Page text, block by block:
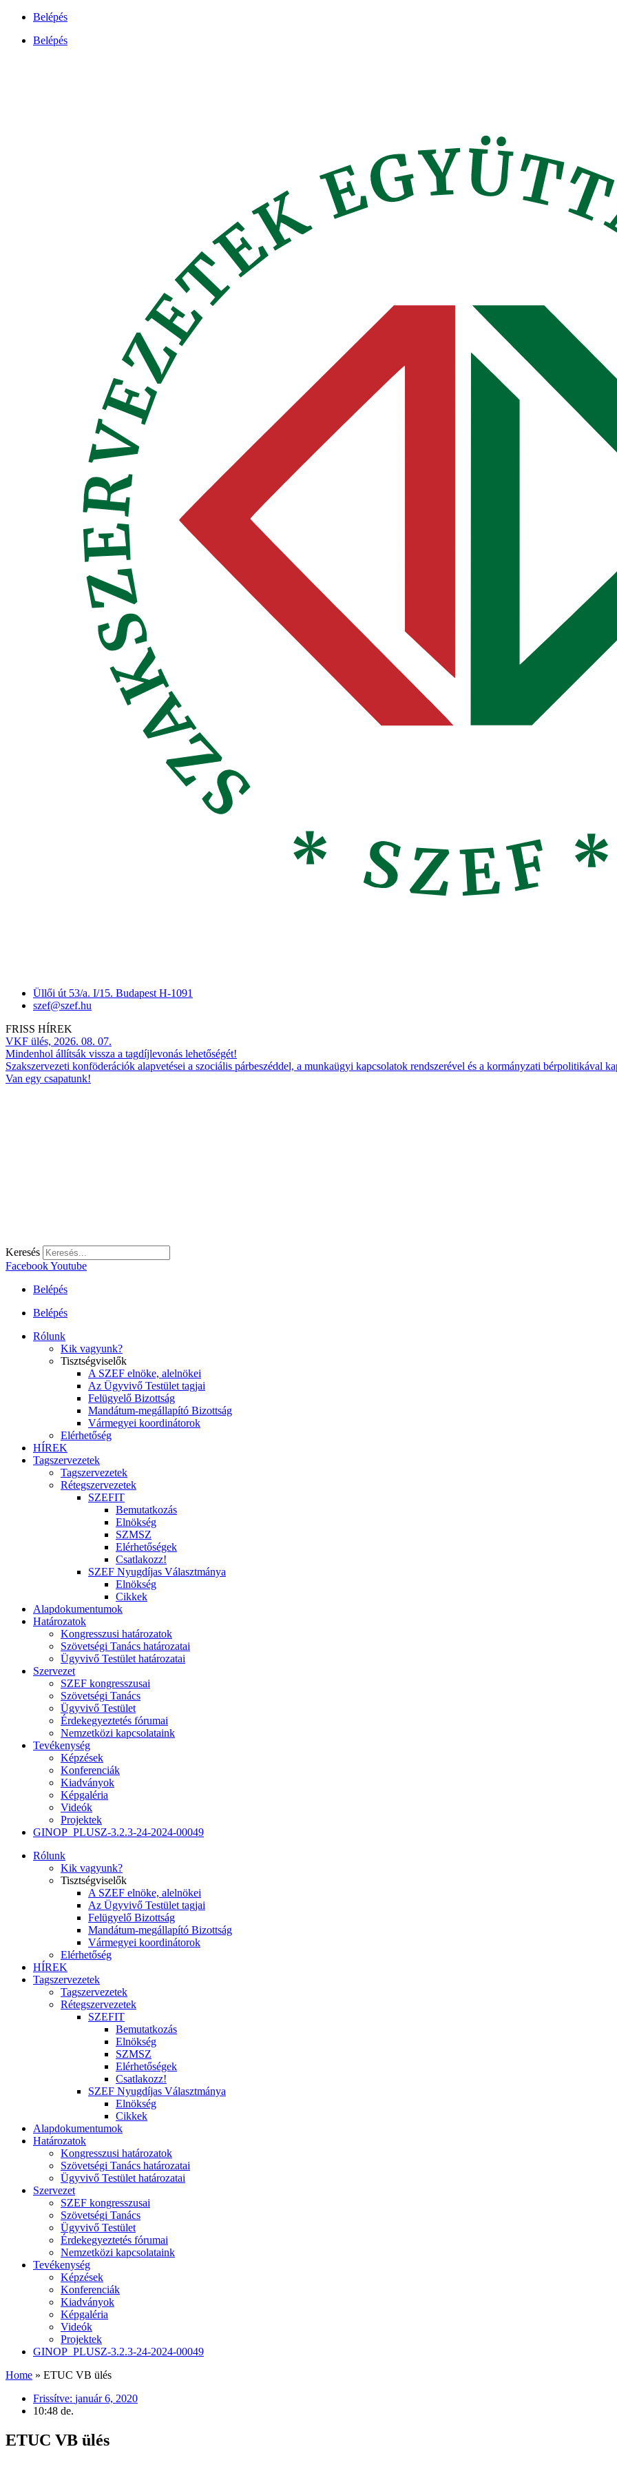
Ugrás
tartalomhoz
Belépés
Belépés
Üllői út 53/a. I/15. Budapest H-1091
szef@szef.hu
FRISS HÍREK
VKF ülés, 2026. 08. 07.
Mindenhol állítsák vissza a tagdíjlevonás lehetőségét!
Szakszervezeti konföderációk alapvetései a szociális párbeszéddel, a munkaügyi kapcsolatok rendszerével és a kormányzati bérpolitikával
Van egy csapatunk!
Keresés
FacebookYoutube
Belépés
Belépés
Rólunk
Kik vagyunk?
Tisztségviselők
A SZEF elnöke, alelnökei
Az Ügyvivő Testület tagjai
Felügyelő Bizottság
Mandátum-megállapító Bizottság
Vármegyei koordinátorok
Elérhetőség
HÍREK
Tagszervezetek
Tagszervezetek
Rétegszervezetek
SZEFIT
Bemutatkozás
Elnökség
SZMSZ
Elérhetőségek
Csatlakozz!
SZEF Nyugdíjas Választmánya
Elnökség
Cikkek
Alapdokumentumok
Határozatok
Kongresszusi határozatok
Szövetségi Tanács határozatai
Ügyvivő Testület határozatai
Szervezet
SZEF kongresszusai
Szövetségi Tanács
Ügyvivő Testület
Érdekegyeztetés fórumai
Nemzetközi kapcsolataink
Tevékenység
Képzések
Konferenciák
Kiadványok
Képgaléria
Videók
Projektek
GINOP_PLUSZ-3.2.3-24-2024-00049
Rólunk
Kik vagyunk?
Tisztségviselők
A SZEF elnöke, alelnökei
Az Ügyvivő Testület tagjai
Felügyelő Bizottság
Mandátum-megállapító Bizottság
Vármegyei koordinátorok
Elérhetőség
HÍREK
Tagszervezetek
Tagszervezetek
Rétegszervezetek
SZEFIT
Bemutatkozás
Elnökség
SZMSZ
Elérhetőségek
Csatlakozz!
SZEF Nyugdíjas Választmánya
Elnökség
Cikkek
Alapdokumentumok
Határozatok
Kongresszusi határozatok
Szövetségi Tanács határozatai
Ügyvivő Testület határozatai
Szervezet
SZEF kongresszusai
Szövetségi Tanács
Ügyvivő Testület
Érdekegyeztetés fórumai
Nemzetközi kapcsolataink
Tevékenység
Képzések
Konferenciák
Kiadványok
Képgaléria
Videók
Projektek
GINOP_PLUSZ-3.2.3-24-2024-00049
Home » ETUC VB ülés
Frissítve: január 6, 2020
10:48 de.
ETUC VB ülés